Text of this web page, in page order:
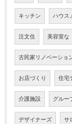
キッチン ハウス
注文住 美容室な
古民家リノベーショ
お店づくり 住宅
介護施設 グルー
デザイナーズ サ